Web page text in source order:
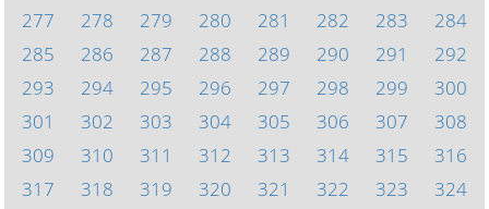
277
278 279 280 281 282 283
284
285
286 287 288 289 290 291
292
293
294 295 296 297 298 299
300
301
302 303 304 305 306 307
308
309
310 311 312 313 314 315
316
317
318 319 320 321 322 323
324